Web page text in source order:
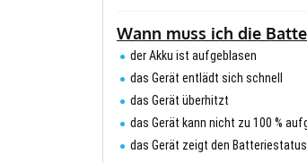
Wann muss ich die
der Akku ist aufgeblasen
das Gerät entlädt sich schnell
das Gerät überhitzt
das Gerät kann nicht zu 100 %
das Gerät zeigt den